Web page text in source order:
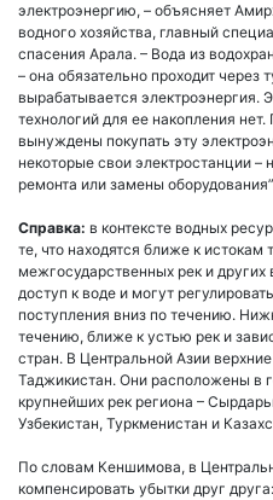
электроэнергию, – объясняет
водного хозяйства, главный
спасения Арала. – Вода из
– она обязательно проходит через
вырабатывается электроэнергия.
технологий для ее накопления
вынуждены покупать эту
некоторые свои электростанции
ремонта или замены
Справка: в контексте водных
те, что находятся ближе к истокам
межгосударственных рек и
доступ к воде и могут
поступления вниз по течению.
течению, ближе к устью рек и
стран. В Центральной Азии
Таджикистан. Они расположены в
крупнейших рек региона –
Узбекистан, Туркменистан и
По словам Кеншимова, в
компенсировать убытки друг друга: